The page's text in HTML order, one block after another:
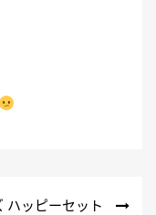
ハッピーセット